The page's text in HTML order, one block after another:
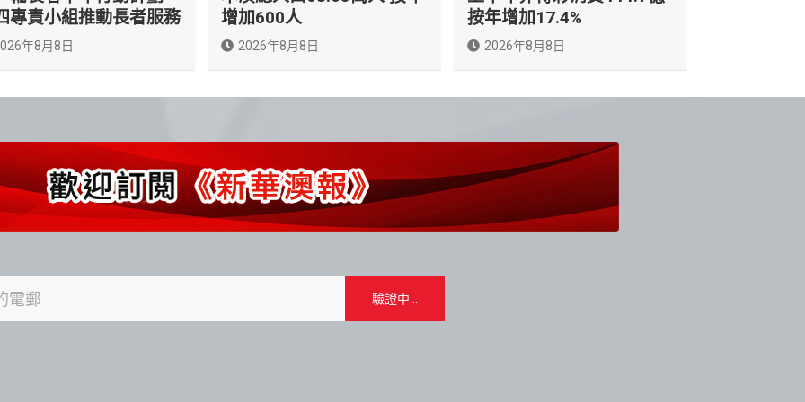
專責小組推動長者服務
年8月8日
增加600人
2026年8月8日
按年增加17.4%
2026年8月8日